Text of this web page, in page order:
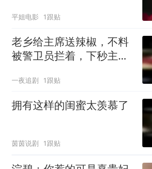
平姐电影 1跟贴
老乡给主席送辣椒，不料
被警卫员拦着，下秒主席
一夜追剧 1跟贴
拥有这样的闺蜜太羡慕了
茵茵说剧 1跟贴